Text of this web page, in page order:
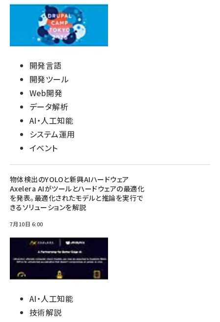
開発言語
開発ツール
Web開発
データ解析
AI・人工知能
システム運用
イベント
物体検出のYOLOと新興AIハードウェア
Axelera AIがツールとハードウェアの最適化
を発表。最適化されたモデルと推論を実行で
きるソリューションを解説
7月10日 6:00
AI・人工知能
技術解説